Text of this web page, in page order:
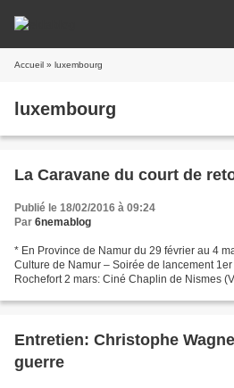
Accueil » luxembourg
luxembourg
La Caravane du court de
Publié le 18/02/2016 à 09:24
Par 6nemablog
* En Province de Namur du 29 février au 4
Culture de Namur – Soirée de lancement
Rochefort 2 mars: Ciné Chaplin de Nismes
Entretien: Christophe
guerre